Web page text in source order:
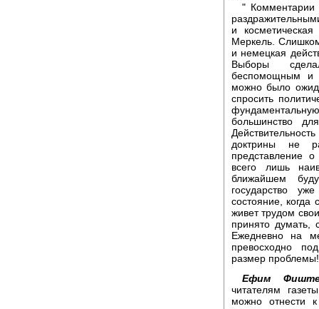
" Комментарии
и
Меркель.
и немецкая
Выборы
беспомощным и
можно было
спросить
большинство
доктрины не
представление
всего лишь
ближайшем
государство
состояние, когда
живет трудом
принято думать,
Ежедневно на
превосходно
размер
Ефим
читателям
можно отнести